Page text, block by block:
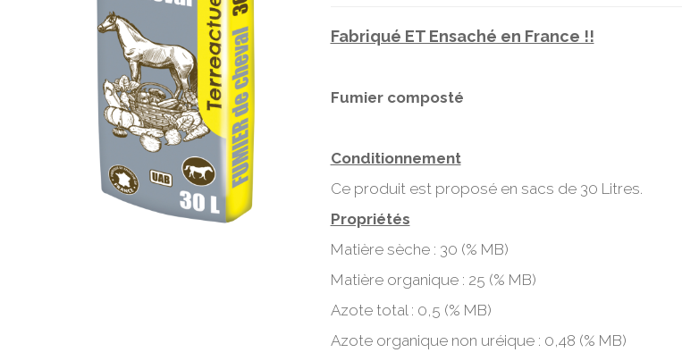
Fabriqué ET Ensaché en France !!
Fumier composté
Conditionnement
Ce produit est proposé en sacs de 30 Litres.
Propriétés
Matière sèche : 30 (% MB)
Matière organique : 25 (% MB)
Azote total : 0,5 (% MB)
Azote organique non uréique : 0,48 (% MB)